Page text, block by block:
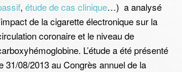
, étude de cas clinique…) a analysé
de la cigarette électronique sur la
coronaire et le niveau de
L’étude a été présenté
31/08/2013 au Congrès annuel de la